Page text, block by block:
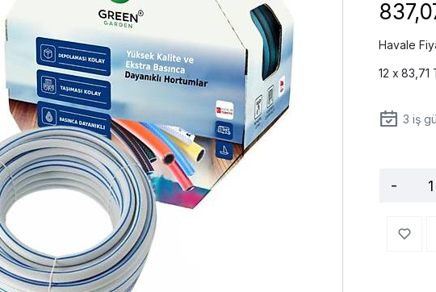
Havale
83,71
3 iş
-